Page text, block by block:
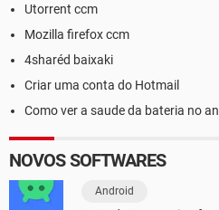
Utorrent ccm
Mozilla firefox ccm
4sharéd baixaki
Criar uma conta do Hotmail
Como ver a saude da bateria no
NOVOS SOFTWARES
Android